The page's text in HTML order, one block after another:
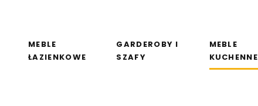
MEBLE
ŁAZIENKOWE
GARDEROBY I
SZAFY
MEBLE
KUCHENNE